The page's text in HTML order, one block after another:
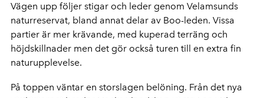
Vägen upp följer stigar och leder genom Velamsunds
naturreservat, bland annat delar av Boo-leden. Vissa
partier är mer krävande, med kuperad terräng och
höjdskillnader men det gör också turen till en extra fin
naturupplevelse.
På toppen väntar en storslagen belöning. Från det nya